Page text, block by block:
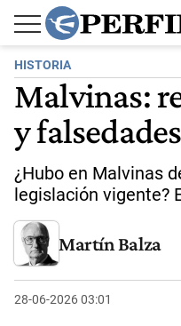
HISTORIA
Malvinas:
y falsedades
¿Hubo en Malvinas
legislación vigente?
Martín Balza
28-06-2026 03:01